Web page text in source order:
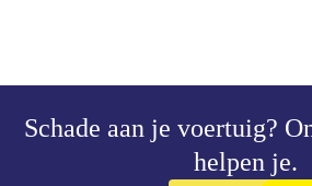
Schade aan je voertuig?
helpen je.